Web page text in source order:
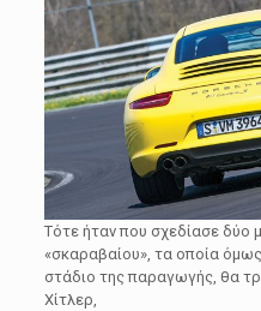
Τότε ήταν που σχεδίασε δύο
«σκαραβαίου», τα οποία
στάδιο της παραγωγής, θα
Χίτλερ,